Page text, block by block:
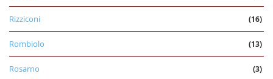
Rizziconi (16)
Rombiolo (13)
Rosarno (3)